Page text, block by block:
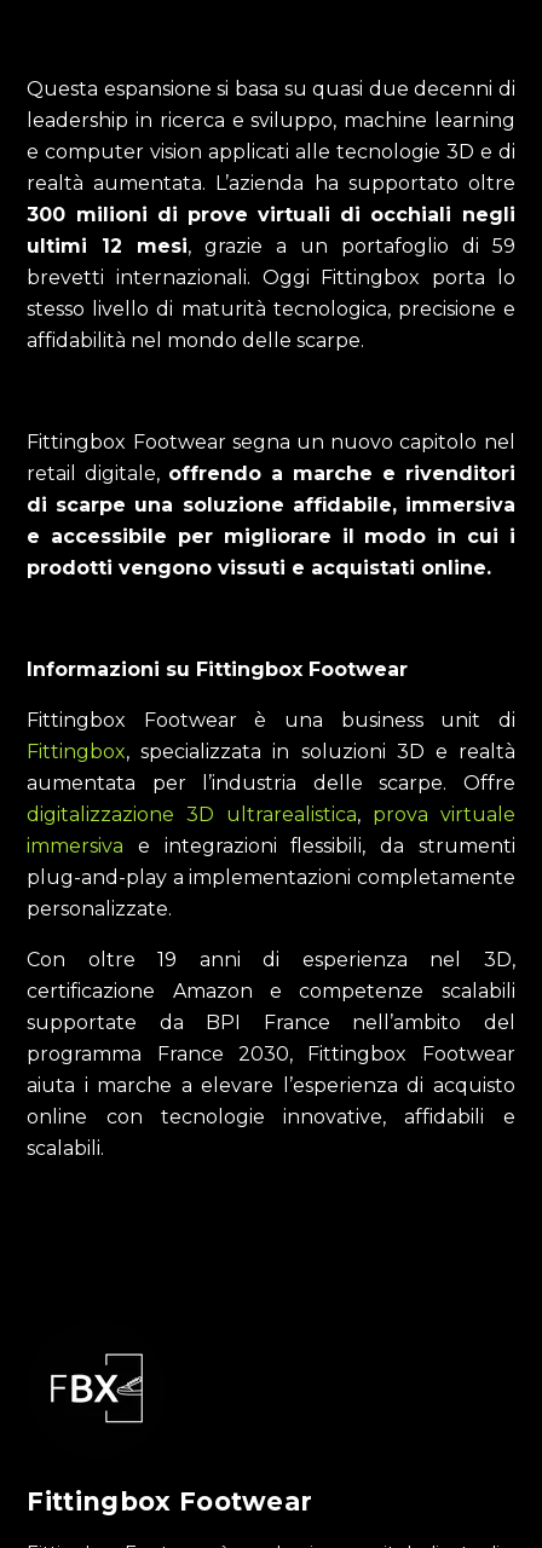
Questa espansione si basa su quasi due decenni di
leadership in ricerca e sviluppo, machine learning
e computer vision applicati alle tecnologie 3D e di
realtà aumentata. L’azienda ha supportato oltre
300 milioni di prove virtuali di occhiali negli
ultimi 12 mesi, grazie a un portafoglio di 59
brevetti internazionali. Oggi Fittingbox porta lo
stesso livello di maturità tecnologica, precisione e
affidabilità nel mondo delle scarpe.
Fittingbox Footwear segna un nuovo capitolo nel
retail digitale, offrendo a marche e rivenditori
di scarpe una soluzione affidabile, immersiva
e accessibile per migliorare il modo in cui i
prodotti vengono vissuti e acquistati online.
Informazioni su Fittingbox Footwear
Fittingbox Footwear è una business unit di
Fittingbox, specializzata in soluzioni 3D e realtà
aumentata per l’industria delle scarpe. Offre
digitalizzazione 3D ultrarealistica, prova virtuale
immersiva e integrazioni flessibili, da strumenti
plug-and-play a implementazioni completamente
personalizzate.
Con oltre 19 anni di esperienza nel 3D,
certificazione Amazon e competenze scalabili
supportate da BPI France nell’ambito del
programma France 2030, Fittingbox Footwear
aiuta i marche a elevare l’esperienza di acquisto
online con tecnologie innovative, affidabili e
scalabili.
Fittingbox Footwear